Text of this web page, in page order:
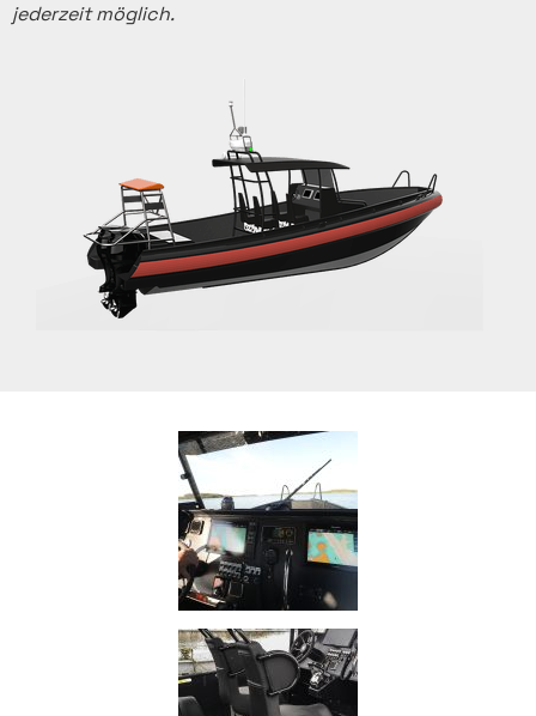
jederzeit möglich.